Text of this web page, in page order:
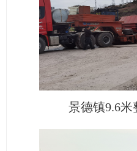
景德镇9.6米